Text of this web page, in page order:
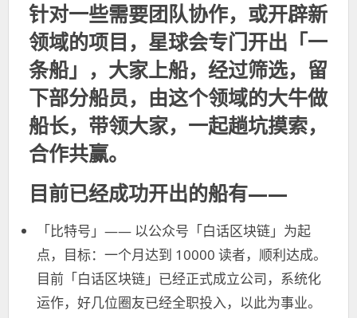
针对一些需要团队协作，或开辟新
领域的项目，星球会专门开出「一
条船」，大家上船，经过筛选，留
下部分船员，由这个领域的大牛做
船长，带领大家，一起趟坑摸索，
合作共赢。
目前已经成功开出的船有——
「比特号」—— 以公众号「白话区块链」为起
点，目标：一个月达到 10000 读者，顺利达成。
目前「白话区块链」已经正式成立公司，系统化
运作，好几位圈友已经全职投入，以此为事业。